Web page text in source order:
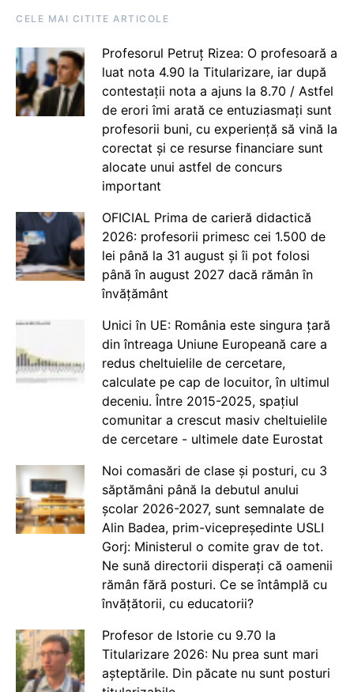
CELE MAI CITITE ARTICOLE
Profesorul Petruț Rizea: O profesoară a
luat nota 4.90 la Titularizare, iar după
contestații nota a ajuns la 8.70 / Astfel
de erori îmi arată ce entuziasmați sunt
profesorii buni, cu experiență să vină la
corectat și ce resurse financiare sunt
alocate unui astfel de concurs
important
OFICIAL Prima de carieră didactică
2026: profesorii primesc cei 1.500 de
lei până la 31 august și îi pot folosi
până în august 2027 dacă rămân în
învățământ
Unici în UE: România este singura țară
din întreaga Uniune Europeană care a
redus cheltuielile de cercetare,
calculate pe cap de locuitor, în ultimul
deceniu. Între 2015-2025, spațiul
comunitar a crescut masiv cheltuielile
de cercetare - ultimele date Eurostat
Noi comasări de clase și posturi, cu 3
săptămâni până la debutul anului
școlar 2026-2027, sunt semnalate de
Alin Badea, prim-vicepreședinte USLI
Gorj: Ministerul o comite grav de tot.
Ne sună directorii disperați că oamenii
rămân fără posturi. Ce se întâmplă cu
învățătorii, cu educatorii?
Profesor de Istorie cu 9.70 la
Titularizare 2026: Nu prea sunt mari
așteptările. Din păcate nu sunt posturi